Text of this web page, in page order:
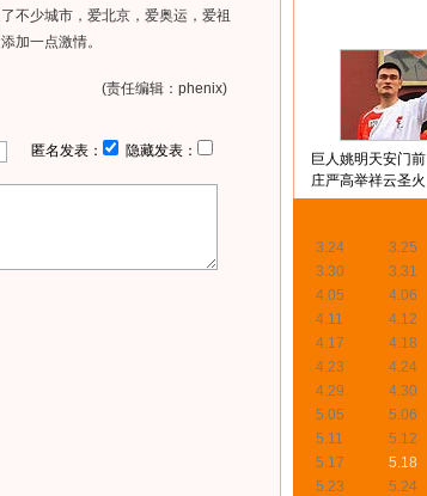
少城市，爱北京，爱奥运，爱祖
加一点激情。
(责任编辑：phenix)
匿名发表： 隐藏发表：
巨人姚明天安门前
庄严高举祥云圣火
3.24
3.25
3.30
3.31
4.05
4.06
4.11
4.12
4.17
4.18
4.23
4.24
4.29
4.30
5.05
5.06
5.11
5.12
5.17
5.18
5.23
5.24